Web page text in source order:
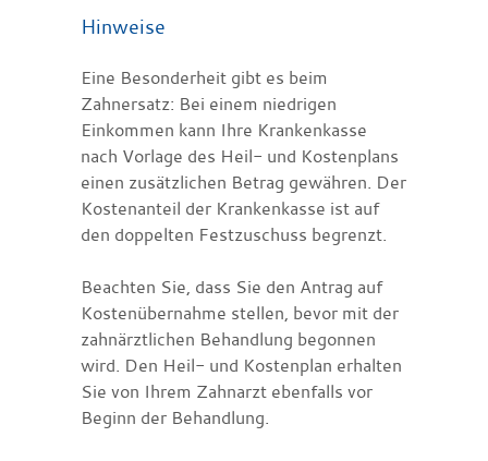
Hinweise
Eine Besonderheit gibt es beim
Zahnersatz: Bei einem niedrigen
Einkommen kann Ihre Krankenkasse
nach Vorlage des Heil- und Kostenplans
einen zusätzlichen Betrag gewähren. Der
Kostenanteil der Krankenkasse ist auf
den doppelten Festzuschuss begrenzt.
Beachten Sie, dass Sie den Antrag auf
Kostenübernahme stellen, bevor mit der
zahnärztlichen Behandlung begonnen
wird. Den Heil- und Kostenplan erhalten
Sie von Ihrem Zahnarzt ebenfalls vor
Beginn der Behandlung.